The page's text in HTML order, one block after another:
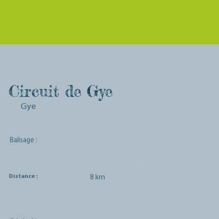
Circuit de Gye
Gye
Distance : 8 km
Balisage :